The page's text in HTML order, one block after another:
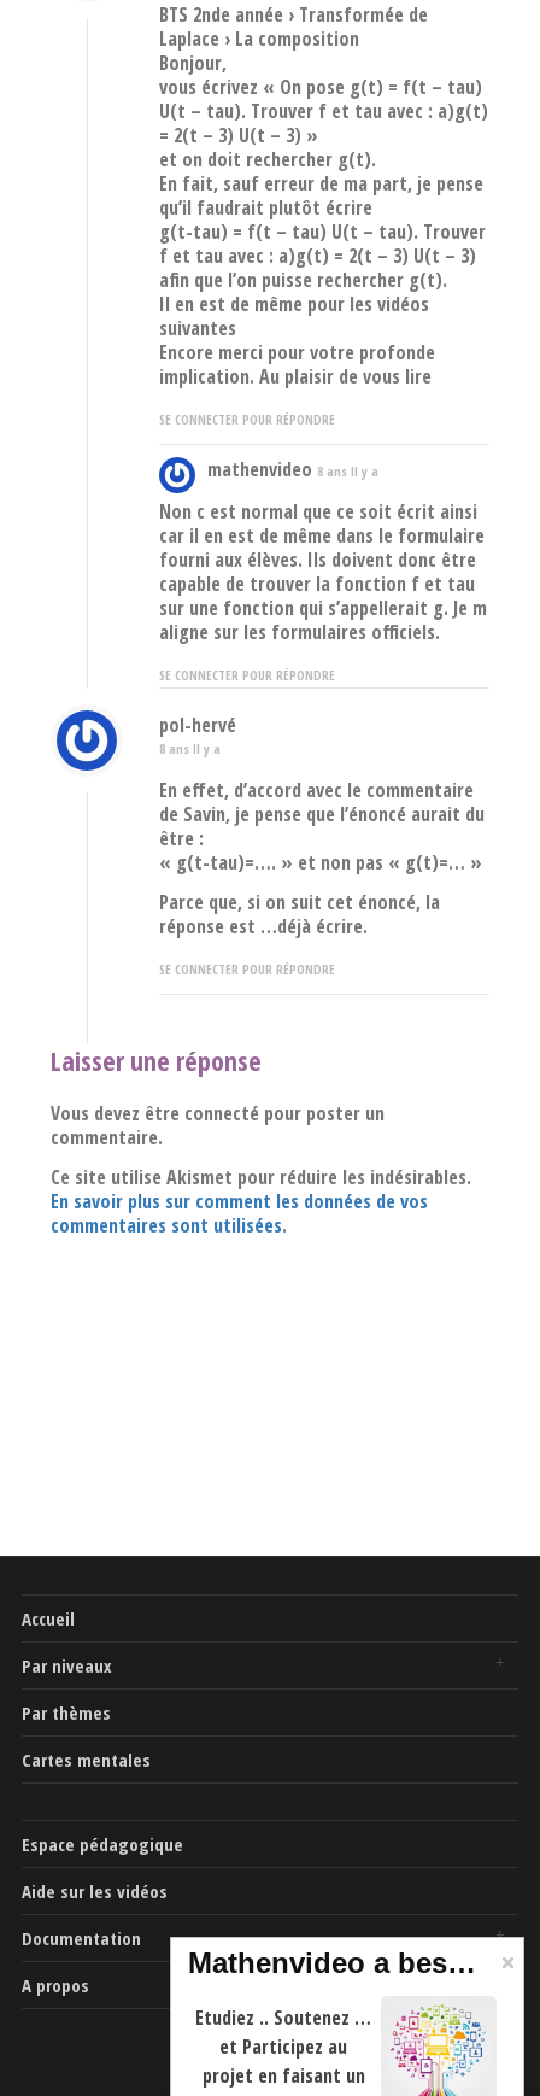
BTS 2nde année › Transformée de
Laplace › La composition
Bonjour,
vous écrivez « On pose g(t) = f(t – tau)
U(t – tau). Trouver f et tau avec : a)g(t)
= 2(t – 3) U(t – 3) »
et on doit rechercher g(t).
En fait, sauf erreur de ma part, je pense
qu’il faudrait plutôt écrire
g(t-tau) = f(t – tau) U(t – tau). Trouver
f et tau avec : a)g(t) = 2(t – 3) U(t – 3)
afin que l’on puisse rechercher g(t).
Il en est de même pour les vidéos
suivantes
Encore merci pour votre profonde
implication. Au plaisir de vous lire
SE CONNECTER POUR RÉPONDRE
mathenvideo 8 ans Il y a
Non c est normal que ce soit écrit ainsi
car il en est de même dans le formulaire
fourni aux élèves. Ils doivent donc être
capable de trouver la fonction f et tau
sur une fonction qui s’appellerait g. Je m
aligne sur les formulaires officiels.
SE CONNECTER POUR RÉPONDRE
pol-hervé
8 ans Il y a
En effet, d’accord avec le commentaire
de Savin, je pense que l’énoncé aurait du
être :
« g(t-tau)=…. » et non pas « g(t)=… »
Parce que, si on suit cet énoncé, la
réponse est …déjà écrire.
SE CONNECTER POUR RÉPONDRE
Laisser une réponse
Vous devez être connecté pour poster un
commentaire.
Ce site utilise Akismet pour réduire les indésirables.
En savoir plus sur comment les données de vos
commentaires sont utilisées.
Accueil
Par niveaux
Par thèmes
Cartes mentales
Espace pédagogique
Aide sur les vidéos
Documentation
A propos
Mathenvideo a besoin de vous
Etudiez .. Soutenez …
et Participez au
projet en faisant un